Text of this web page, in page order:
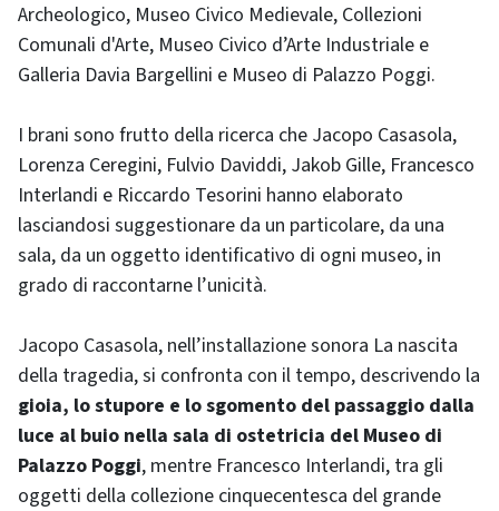
Archeologico, Museo Civico Medievale, Collezioni
Comunali d'Arte, Museo Civico d’Arte Industriale e
Galleria Davia Bargellini e Museo di Palazzo Poggi.
I brani sono frutto della ricerca che Jacopo Casasola,
Lorenza Ceregini, Fulvio Daviddi, Jakob Gille, Francesco
Interlandi e Riccardo Tesorini hanno elaborato
lasciandosi suggestionare da un particolare, da una
sala, da un oggetto identificativo di ogni museo, in
grado di raccontarne l’unicità.
Jacopo Casasola, nell’installazione sonora La nascita
della tragedia, si confronta con il tempo, descrivendo la
gioia, lo stupore e lo sgomento del passaggio dalla
luce al buio nella sala di ostetricia del Museo di
Palazzo Poggi, mentre Francesco Interlandi, tra gli
oggetti della collezione cinquecentesca del grande